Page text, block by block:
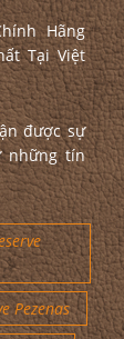
Hãng
Tại Việt
được sự
những tín
Pezenas